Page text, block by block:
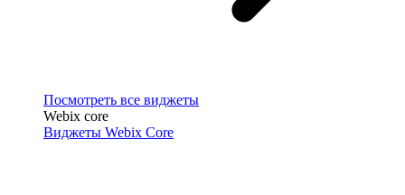
Посмотреть все виджеты
Webix core
Виджеты Webix Core